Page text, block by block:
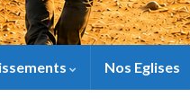
Nos Eglises